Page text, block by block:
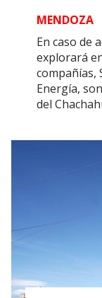
MENDOZA
En caso de
explorará
compañías,
Energía,
del